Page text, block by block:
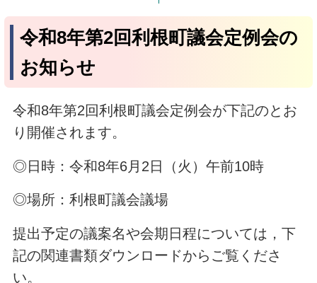
令和8年第2回利根町議会定例会の
お知らせ
令和8年第2回利根町議会定例会が下記のとお
り開催されます。
◎日時：令和8年6月2日（火）午前10時
◎場所：利根町議会議場
提出予定の議案名や会期日程については，下
記の関連書類ダウンロードからご覧くださ
い。